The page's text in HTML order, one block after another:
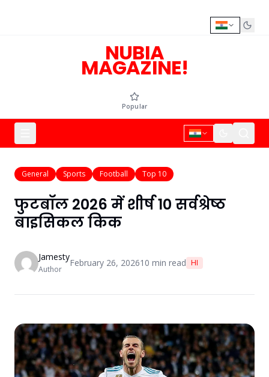
NUBIA
MAGAZINE!
Popular
General Sports Football Top 10
फुटबॉल 2026 में शीर्ष 10 सर्वश्रेष्ठ
बाइसिकल किक
Jamesty
Author
February 26, 202610 min read HI